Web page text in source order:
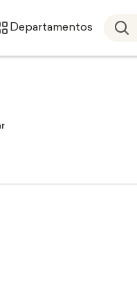
Departamentos